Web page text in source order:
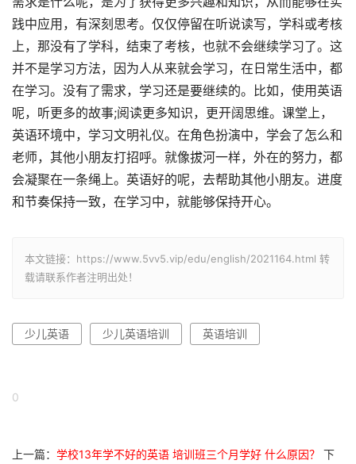
践中应用，有深刻思考。仅仅停留在听说读写，学科或考核
上，那没有了学科，结束了考核，也就不会继续学习了。这
并不是学习方法，因为人从来就会学习，在日常生活中，都
在学习。没有了需求，学习还是要继续的。比如，使用英语
呢，听更多的故事;阅读更多知识，更开阔思维。课堂上，
英语环境中，学习文明礼仪。在角色扮演中，学会了怎么和
老师，其他小朋友打招呼。就像拔河一样，外在的努力，都
会凝聚在一条绳上。英语好的呢，去帮助其他小朋友。进度
和节奏保持一致，在学习中，就能够保持开心。
本文链接：https://www.5vv5.vip/edu/english/2021164.html 转
载请联系作者注明出处！
少儿英语 少儿英语培训 英语培训
0
上一篇： 学校13年学不好的英语 培训班三个月学好 什么原因？ 下